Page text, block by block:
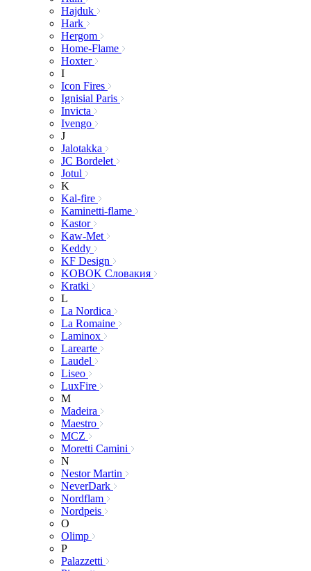
Hajduk
Hark
Hergom
Home-Flame
Hoxter
I
Icon Fires
Ignisial Paris
Invicta
Ivengo
J
Jalotakka
JC Bordelet
Jotul
K
Kal-fire
Kaminetti-flame
Kastor
Kaw-Met
Keddy
KF Design
KOBOK Словакия
Kratki
L
La Nordica
La Romaine
Laminox
Larearte
Laudel
Liseo
LuxFire
M
Madeira
Maestro
MCZ
Moretti Camini
N
Nestor Martin
NeverDark
Nordflam
Nordpeis
O
Olimp
P
Palazzetti